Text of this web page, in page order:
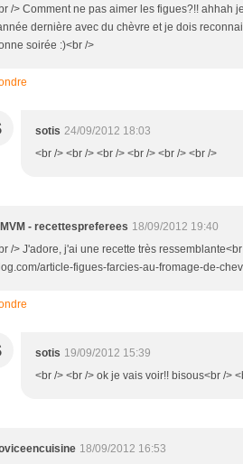
/> Comment ne pas aimer les figues?!! ahhah
dernière avec du chèvre et je dois
soirée :)<br />
sotis 24/09/2012 18:03
<br /> <br /> <br /> <br /> <br /> <br />
- recettespreferees 18/09/2012 19:40
/> J'adore, j'ai une recette très
article-figues-farcies-au-fromage-de-
sotis 19/09/2012 15:39
<br /> <br /> ok je vais voir!! bisous<br />
18/09/2012 16:53